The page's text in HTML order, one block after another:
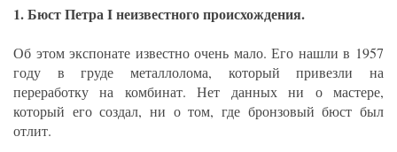
1. Бюст Петра I неизвестного происхождения.
Об этом экспонате известно очень мало. Его нашли в 1957
году в груде металлолома, который привезли на
переработку на комбинат. Нет данных ни о мастере,
который его создал, ни о том, где бронзовый бюст был
отлит.